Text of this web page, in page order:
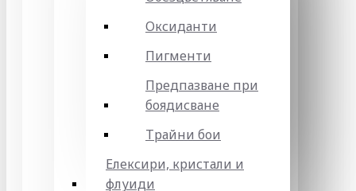
Оксиданти
Пигменти
Предпазване при
боядисване
Трайни бои
Елексири, кристали и
флуиди